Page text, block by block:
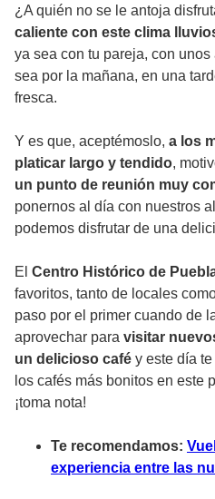
¿A quién no se le antoja
caliente con este clima
ya sea con tu pareja, con
sea por la mañana, en una
fresca.
Y es que, aceptémoslo, a los
platicar largo y tendido,
un punto de reunión muy
ponernos al día con nuestros
podemos disfrutar de una
El Centro Histórico de
favoritos, tanto de locales
paso por el primer cuando de
aprovechar para visitar
un delicioso café y este día
los cafés más bonitos en este
¡toma nota!
Te recomendamos:
experiencia entre las